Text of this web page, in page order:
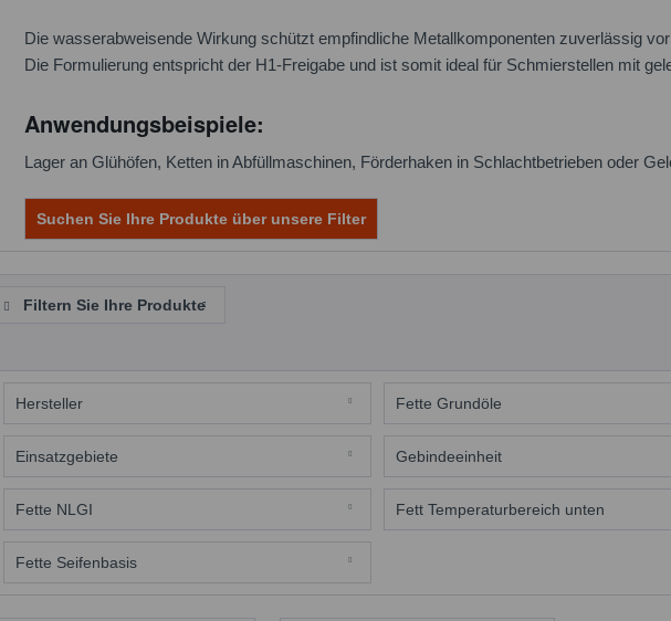
Die wasserabweisende Wirkung schützt empfindliche Metallkomponenten zuverlässig
Die Formulierung entspricht der H1-Freigabe und ist somit ideal für Schmierstellen mit
Anwendungsbeispiele:
Lager an Glühöfen, Ketten in Abfüllmaschinen, Förderhaken in Schlachtbetrieben oder
Suchen Sie Ihre Produkte über unsere Filter
Filtern Sie Ihre Produkte
Hersteller
Molyduval
Fette Grundöle
Polyalphaolefine (PAO)
Einsatzgebiete
Lebensmittelschmierstoff
Gebindeeinheit
5 kg Eimer
Fette NLGI
NLGI 1
Fett Temperaturbereich unten
Fette Seifenbasis